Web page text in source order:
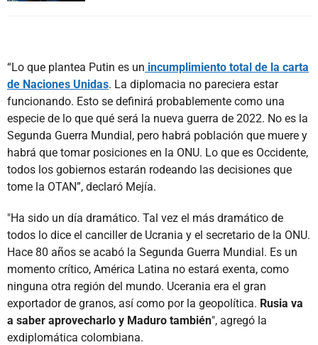
“Lo que plantea Putin es un incumplimiento total de la carta
de Naciones Unidas. La diplomacia no pareciera estar
funcionando. Esto se definirá probablemente como una
especie de lo que qué será la nueva guerra de 2022. No es la
Segunda Guerra Mundial, pero habrá población que muere y
habrá que tomar posiciones en la ONU. Lo que es Occidente,
todos los gobiernos estarán rodeando las decisiones que
tome la OTAN”, declaró Mejía.
"Ha sido un día dramático. Tal vez el más dramático de
todos lo dice el canciller de Ucrania y el secretario de la ONU.
Hace 80 años se acabó la Segunda Guerra Mundial. Es un
momento crítico, América Latina no estará exenta, como
ninguna otra región del mundo. Ucerania era el gran
exportador de granos, así como por la geopolítica. Rusia va
a saber aprovecharlo y Maduro también", agregó la
exdiplomática colombiana.